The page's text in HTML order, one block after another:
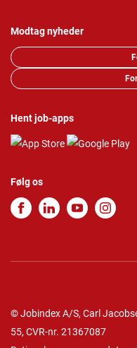
Modtag nyheder
Hent job-apps
Følg os
© Jobindex A/S, Carl
55, CVR-nr. 21367087